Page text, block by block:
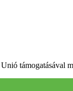
támogatásával